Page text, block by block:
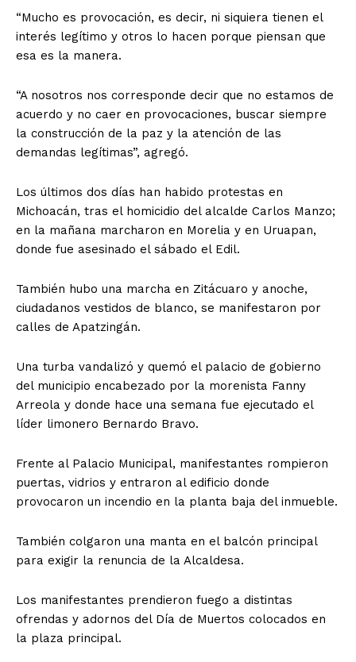
“Mucho es provocación, es decir, ni siquiera tienen el
interés legítimo y otros lo hacen porque piensan que
esa es la manera.
“A nosotros nos corresponde decir que no estamos de
acuerdo y no caer en provocaciones, buscar siempre
la construcción de la paz y la atención de las
demandas legítimas”, agregó.
Los últimos dos días han habido protestas en
Michoacán, tras el homicidio del alcalde Carlos Manzo;
en la mañana marcharon en Morelia y en Uruapan,
donde fue asesinado el sábado el Edil.
También hubo una marcha en Zitácuaro y anoche,
ciudadanos vestidos de blanco, se manifestaron por
calles de Apatzingán.
Una turba vandalizó y quemó el palacio de gobierno
del municipio encabezado por la morenista Fanny
Arreola y donde hace una semana fue ejecutado el
líder limonero Bernardo Bravo.
Frente al Palacio Municipal, manifestantes rompieron
puertas, vidrios y entraron al edificio donde
provocaron un incendio en la planta baja del inmueble.
También colgaron una manta en el balcón principal
para exigir la renuncia de la Alcaldesa.
Los manifestantes prendieron fuego a distintas
ofrendas y adornos del Día de Muertos colocados en
la plaza principal.